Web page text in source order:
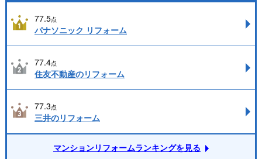
77.5点
パナソニック リフォーム
77.4点
住友不動産のリフォーム
77.3点
三井のリフォーム
マンションリフォームランキングを見る